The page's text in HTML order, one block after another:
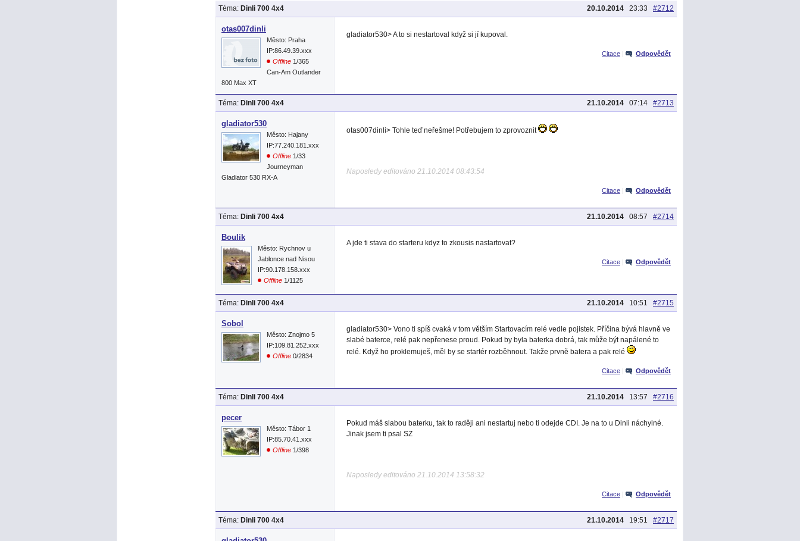
20.10.2014 23:33 #2712
Téma: Dinli 700 4x4
otas007dinli
Město: Praha
IP:86.49.39.xxx
Offline 1/365
Can-Am Outlander
800 Max XT
gladiator530> A to si nestartoval když si jí kupoval.
Citace | Odpovědět
21.10.2014 07:14 #2713
Téma: Dinli 700 4x4
gladiator530
Město: Hajany
IP:77.240.181.xxx
Offline 1/33
Journeyman
Gladiator 530 RX-A
otas007dinli> Tohle teď neřešme! Potřebujem to zprovoznit
Naposledy editováno 21.10.2014 08:43:54
Citace | Odpovědět
21.10.2014 08:57 #2714
Téma: Dinli 700 4x4
Boulik
Město: Rychnov u
Jablonce nad Nisou
IP:90.178.158.xxx
Offline 1/1125
A jde ti stava do starteru kdyz to zkousis nastartovat?
Citace | Odpovědět
21.10.2014 10:51 #2715
Téma: Dinli 700 4x4
Sobol
Město: Znojmo 5
IP:109.81.252.xxx
Offline 0/2834
gladiator530> Vono ti spíš cvaká v tom větším Startovacím relé vedle pojistek. Příčina bývá hlavně ve
slabé baterce, relé pak nepřenese proud. Pokud by byla baterka dobrá, tak může být napálené to
relé. Když ho proklemuješ, měl by se startér rozběhnout. Takže prvně batera a pak relé
Citace | Odpovědět
21.10.2014 13:57 #2716
Téma: Dinli 700 4x4
pecer
Město: Tábor 1
IP:85.70.41.xxx
Offline 1/398
Pokud máš slabou baterku, tak to raději ani nestartuj nebo ti odejde CDI. Je na to u Dinli náchylné.
Jinak jsem ti psal SZ
Naposledy editováno 21.10.2014 13:58:32
Citace | Odpovědět
21.10.2014 19:51 #2717
Téma: Dinli 700 4x4